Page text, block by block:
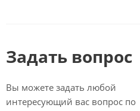
Задать вопрос
Вы можете задать любой
интересующий вас вопрос по